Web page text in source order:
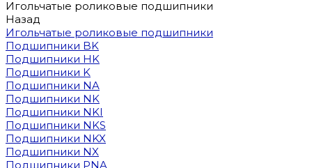
Игольчатые роликовые подшипники
Назад
Игольчатые роликовые подшипники
Подшипники BK
Подшипники HK
Подшипники K
Подшипники NA
Подшипники NK
Подшипники NKI
Подшипники NKS
Подшипники NKX
Подшипники NX
Подшипники PNA